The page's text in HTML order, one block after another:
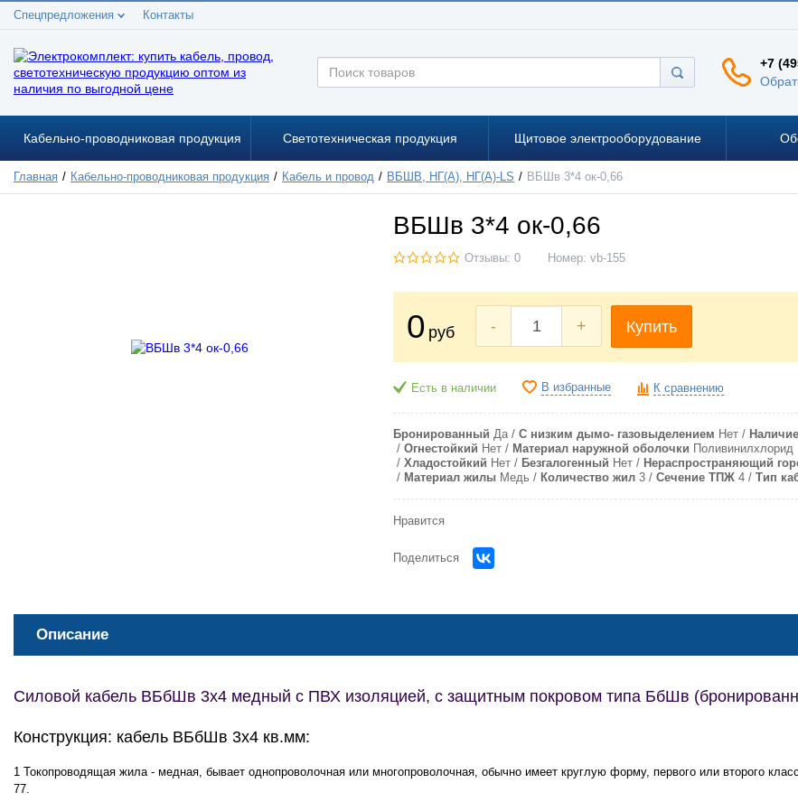
Спецпредложения Контакты
+7
Кабельно-проводниковая продукция Светотехническая продукция Щитовое электрооборудование
Главная Кабельно-проводниковая продукция Кабель и провод ВБШВ, НГ(А), НГ(А)-LS ВБШв 3*4 ок-0,66
ВБШв 3*4 ок-0,66
Отзывы: 0 Номер: vb-155
0 руб - + Купить
Есть в наличии В избранные К сравнению
Бронированный Да С низким дымо- газовыделением Нет
Огнестойкий Нет Материал наружной оболочки
Поливинилхлорид
Хладостойкий Нет Безгалогенный Нет Нераспространяющий
Материал жилы Медь Количество жил 3 Сечение ТПЖ 4 Тип
Нравится
Поделиться
Описание
Силовой кабель ВБбШв 3х4 медный с ПВХ изоляцией, с защитным покровом типа БбШв
Конструкция: кабель ВБбШв 3х4 кв.мм:
Токопроводящая жила - медная, бывает однопроволочная или многопроволочная, обычно имеет круглую форму, первого или второго
77.